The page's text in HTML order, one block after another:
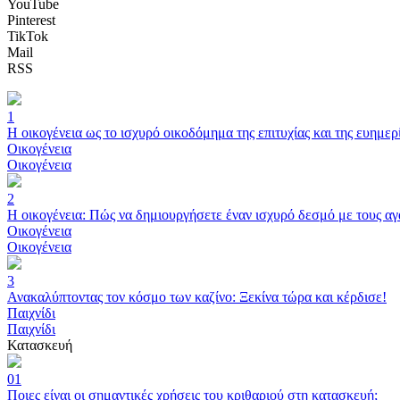
YouTube
Pinterest
TikTok
Mail
RSS
1
Η οικογένεια ως το ισχυρό οικοδόμημα της επιτυχίας και της
Οικογένεια
Οικογένεια
2
Η οικογένεια: Πώς να δημιουργήσετε έναν ισχυρό δεσμό με τους
Οικογένεια
Οικογένεια
3
Ανακαλύπτοντας τον κόσμο των καζίνο: Ξεκίνα τώρα και κέρδισε!
Παιχνίδι
Παιχνίδι
Κατασκευή
01
Ποιες είναι οι σημαντικές χρήσεις του κριθαριού στη κατασκευή;